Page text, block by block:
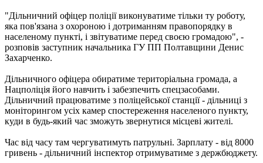
"Дільничний офіцер поліції виконуватиме тільки ту роботу,
яка пов'язана з охороною і дотриманням правопорядку в
населеному пункті, і звітуватиме перед своєю громадою", -
розповів заступник начальника ГУ ПП Полтавщини Денис
Захарченко.
Дільничного офіцера обиратиме територіальна громада, а
Нацполіція його навчить і забезпечить спецзасобами.
Дільничний працюватиме з поліцейської станції - дільниці з
моніторингом усіх камер спостереження населеного пункту,
куди в будь-який час зможуть звернутися місцеві жителі.
Час від часу там чергуватимуть патрульні. Зарплату - від 8000
гривень - дільничний інспектор отримуватиме з держбюджету.